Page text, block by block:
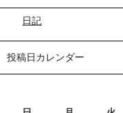
日記
投稿日カレンダー